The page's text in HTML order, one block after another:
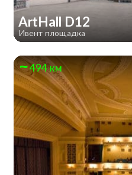
ArtHall D12
Ивент площадка
494 км